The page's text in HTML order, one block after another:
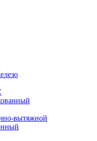
вытяжной